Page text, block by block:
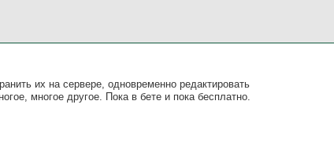
их на сервере, одновременно редактировать
многое другое. Пока в бете и пока бесплатно.